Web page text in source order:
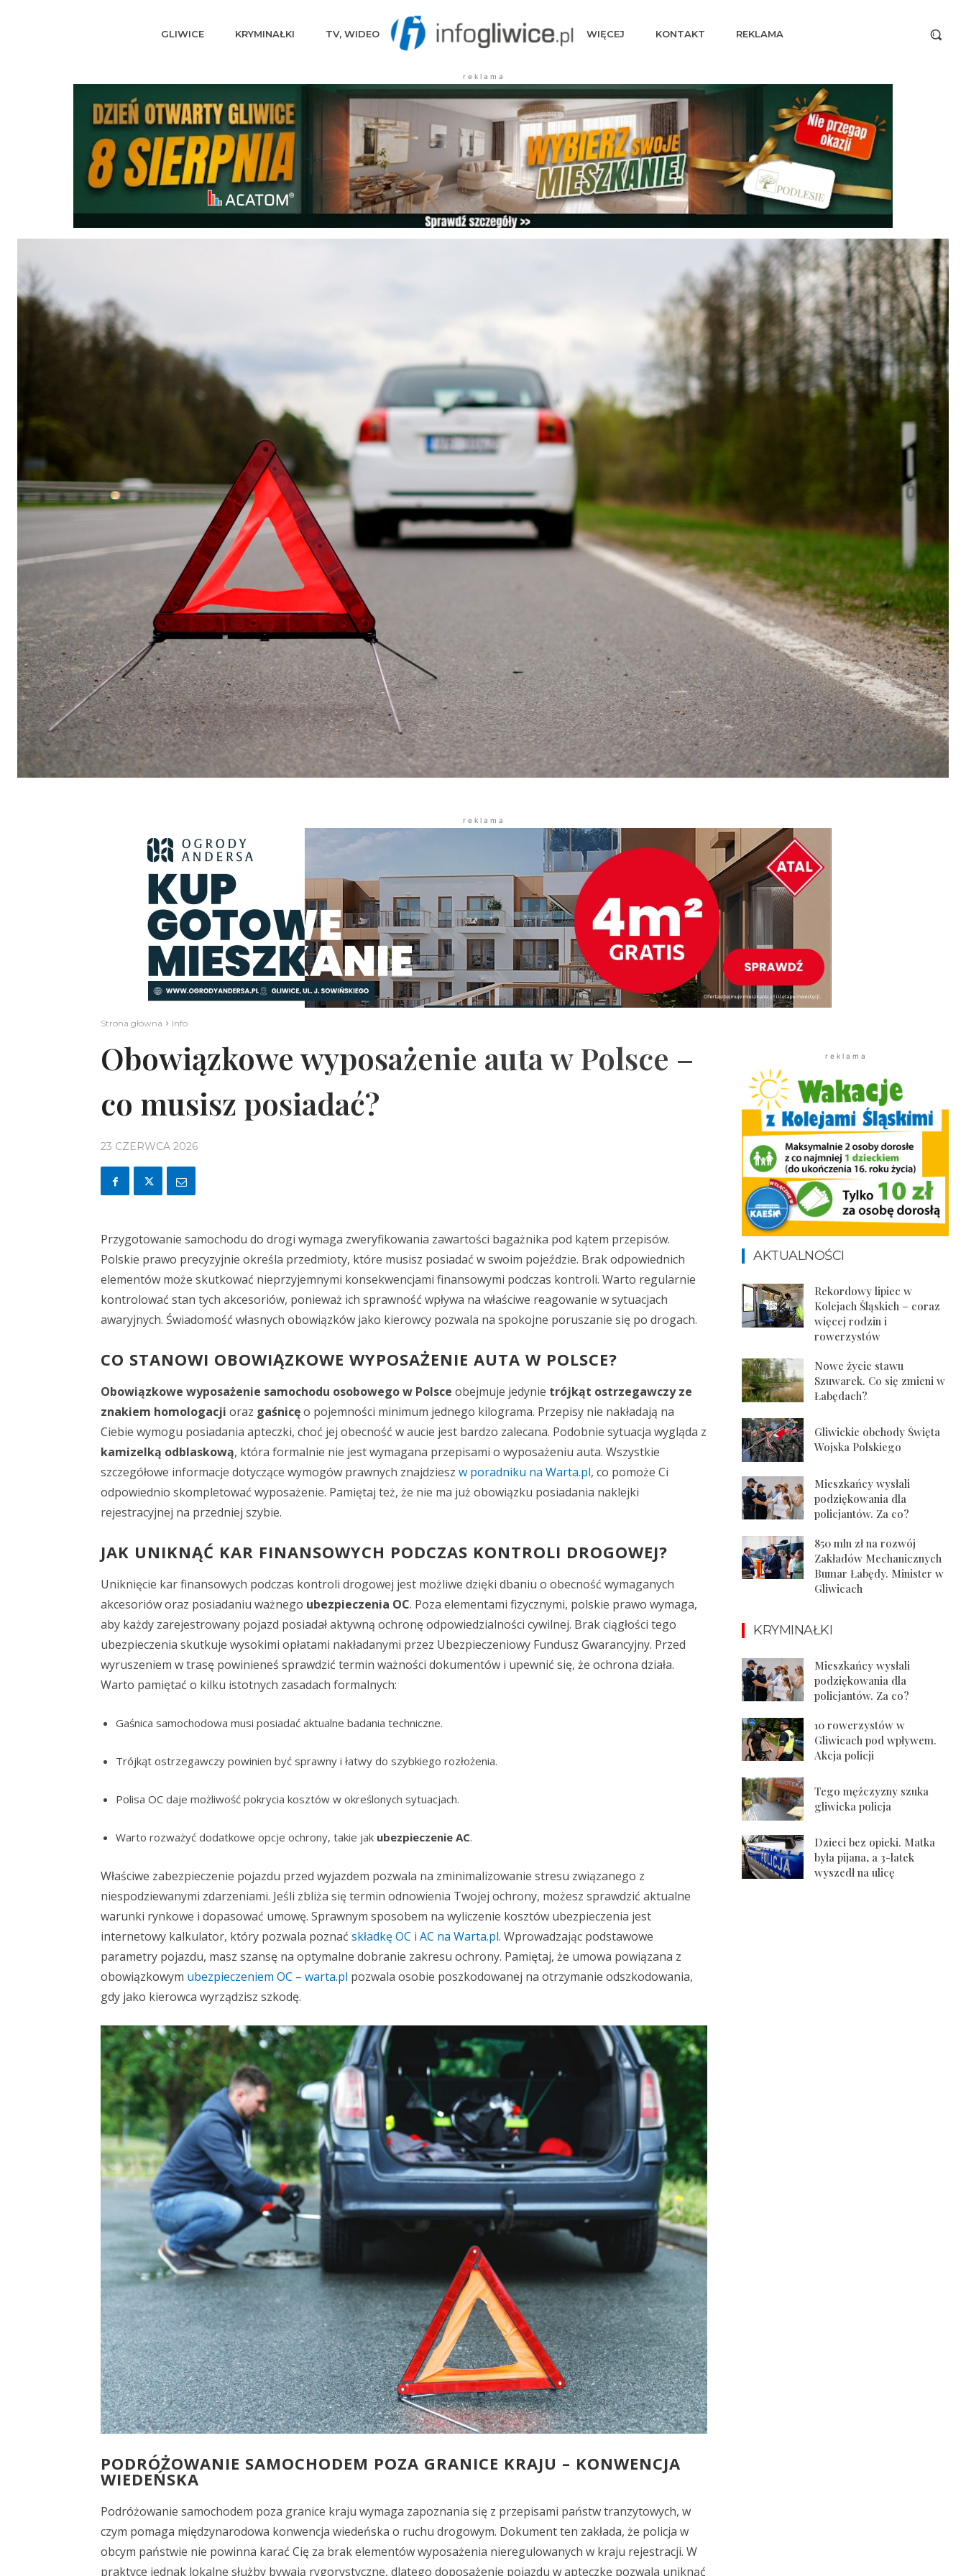
GLIWICE KRYMINAŁKI TV, WIDEO WIĘCEJ KONTAKT REKLAMA
r e k l a m a
r e k l a m a
Strona główna Info
Obowiązkowe wyposażenie auta w Polsce –
co musisz posiadać?
23 CZERWCA 2026
Przygotowanie samochodu do drogi wymaga zweryfikowania zawartości bagażnika pod kątem przepisów.
Polskie prawo precyzyjnie określa przedmioty, które musisz posiadać w swoim pojeździe. Brak odpowiednich
elementów może skutkować nieprzyjemnymi konsekwencjami finansowymi podczas kontroli. Warto regularnie
kontrolować stan tych akcesoriów, ponieważ ich sprawność wpływa na właściwe reagowanie w sytuacjach
awaryjnych. Świadomość własnych obowiązków jako kierowcy pozwala na spokojne poruszanie się po drogach.
CO STANOWI OBOWIĄZKOWE WYPOSAŻENIE AUTA W POLSCE?
Obowiązkowe wyposażenie samochodu osobowego w Polsce obejmuje jedynie trójkąt ostrzegawczy ze
znakiem homologacji oraz gaśnicęo pojemności minimum jednego kilograma. Przepisy nie nakładają na
Ciebie wymogu posiadania apteczki, choć jej obecność w aucie jest bardzo zalecana. Podobnie sytuacja wygląda z
kamizelką odblaskową, która formalnie nie jest wymagana przepisami o wyposażeniu auta. Wszystkie
szczegółowe informacje dotyczące wymogów prawnych znajdziesz w poradniku na Warta.pl, co pomoże Ci
odpowiednio skompletować wyposażenie. Pamiętaj też, że nie ma już obowiązku posiadania naklejki
rejestracyjnej na przedniej szybie.
JAK UNIKNĄĆ KAR FINANSOWYCH PODCZAS KONTROLI DROGOWEJ?
Uniknięcie kar finansowych podczas kontroli drogowej jest możliwe dzięki dbaniu o obecność wymaganych
akcesoriów oraz posiadaniu ważnego ubezpieczenia OC. Poza elementami fizycznymi, polskie prawo wymaga,
aby każdy zarejestrowany pojazd posiadał aktywną ochronę odpowiedzialności cywilnej. Brak ciągłości tego
ubezpieczenia skutkuje wysokimi opłatami nakładanymi przez Ubezpieczeniowy Fundusz Gwarancyjny. Przed
wyruszeniem w trasę powinieneś sprawdzić termin ważności dokumentów i upewnić się, że ochrona działa.
Warto pamiętać o kilku istotnych zasadach formalnych:
Gaśnica samochodowa musi posiadać aktualne badania techniczne.
Trójkąt ostrzegawczy powinien być sprawny i łatwy do szybkiego rozłożenia.
Polisa OC daje możliwość pokrycia kosztów w określonych sytuacjach.
Warto rozważyć dodatkowe opcje ochrony, takie jak ubezpieczenie AC.
Właściwe zabezpieczenie pojazdu przed wyjazdem pozwala na zminimalizowanie stresu związanego z
niespodziewanymi zdarzeniami. Jeśli zbliża się termin odnowienia Twojej ochrony, możesz sprawdzić aktualne
warunki rynkowe i dopasować umowę. Sprawnym sposobem na wyliczenie kosztów ubezpieczenia jest
internetowy kalkulator, który pozwala poznać składkę OC i AC na Warta.pl. Wprowadzając podstawowe
parametry pojazdu, masz szansę na optymalne dobranie zakresu ochrony. Pamiętaj, że umowa powiązana z
obowiązkowym ubezpieczeniem OC – warta.pl pozwala osobie poszkodowanej na otrzymanie odszkodowania,
gdy jako kierowca wyrządzisz szkodę.
PODRÓŻOWANIE SAMOCHODEM POZA GRANICE KRAJU – KONWENCJA
WIEDEŃSKA
Podróżowanie samochodem poza granice kraju wymaga zapoznania się z przepisami państw tranzytowych, w
czym pomaga międzynarodowa konwencja wiedeńska o ruchu drogowym. Dokument ten zakłada, że policja w
obcym państwie nie powinna karać Cię za brak elementów wyposażenia nieregulowanych w kraju rejestracji. W
praktyce jednak lokalne służby bywają rygorystyczne, dlatego doposażenie pojazdu w apteczkę pozwala uniknąć
r e k l a m a
AKTUALNOŚCI
Rekordowy lipiec w
Kolejach Śląskich – coraz
więcej rodzin i
rowerzystów
Nowe życie stawu
Szuwarek. Co się zmieni w
Łabędach?
Gliwickie obchody Święta
Wojska Polskiego
Mieszkańcy wysłali
podziękowania dla
policjantów. Za co?
850 mln zł na rozwój
Zakładów Mechanicznych
Bumar Łabędy. Minister w
Gliwicach
KRYMINAŁKI
Mieszkańcy wysłali
podziękowania dla
policjantów. Za co?
10 rowerzystów w
Gliwicach pod wpływem.
Akcja policji
Tego mężczyzny szuka
gliwicka policja
Dzieci bez opieki. Matka
była pijana, a 3-latek
wyszedł na ulicę